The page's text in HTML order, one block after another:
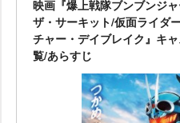
映画『爆上戦隊ブンブンジ
ザ・サーキット/仮面ライ
チャー・デイブレイク』キ
覧/あらすじ